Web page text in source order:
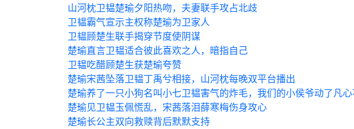
山河枕卫韫楚瑜夕阳热吻，夫妻联手攻占北歧
卫韫霸气宣示主权称楚瑜为卫家人
卫韫顾楚生联手揭穿节度使阴谋
楚瑜直言卫韫适合彼此喜欢之人，暗指自己
卫韫吃醋顾楚生获楚瑜夸赞
楚瑜宋茜坠落卫韫丁禹兮相接，山河枕每晚双平台播出
楚瑜养了一只小狗名叫小七卫韫害气的炸毛，我们的小侯爷动了凡
楚瑜见卫韫玉佩慌乱，宋茜落泪薛寒梅伤身攻心
楚瑜长公主双向救赎背后默默支持